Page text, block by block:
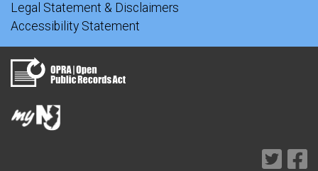
Legal Statement & Disclaimers
Accessibility Statement